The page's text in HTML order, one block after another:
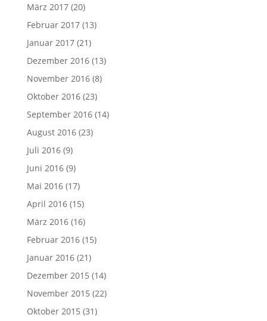
März 2017(20)
Februar 2017(13)
Januar 2017(21)
Dezember 2016(13)
November 2016(8)
Oktober 2016(23)
September 2016(14)
August 2016(23)
Juli 2016(9)
Juni 2016(9)
Mai 2016(17)
April 2016(15)
März 2016(16)
Februar 2016(15)
Januar 2016(21)
Dezember 2015 (14)
November 2015 (22)
Oktober 2015 (31)